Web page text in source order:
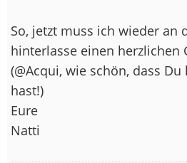
So, jetzt muss ich wieder an
hinterlasse einen herzlichen
(@Acqui, wie schön, dass
hast!)
Eure
Natti